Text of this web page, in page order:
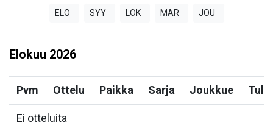
ELO SYY LOK MAR JOU
Elokuu 2026
Pvm Ottelu Paikka Sarja Joukkue
Ei otteluita